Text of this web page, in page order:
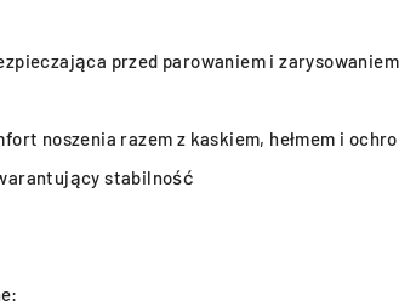
przed parowaniem i zarysowaniem
noszenia razem z kaskiem, hełmem i
stabilność